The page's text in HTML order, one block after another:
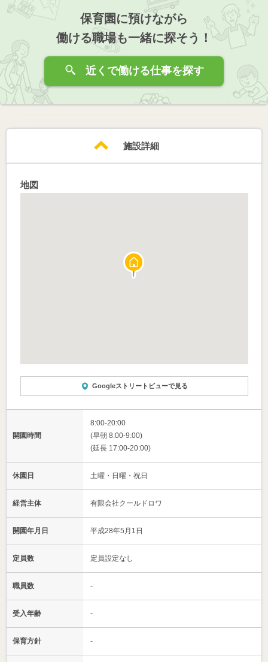
保育園に預けながら
働ける職場も一緒に探そう！
近くで働ける仕事を探す
施設詳細
地図
Googleストリートビューで見る
開園時間
8:00-20:00
(早朝 8:00-9:00)
(延長 17:00-20:00)
休園日 土曜・日曜・祝日
経営主体 有限会社クールドロワ
開園年月日 平成28年5月1日
定員数 定員設定なし
職員数 -
受入年齢 -
保育方針 -